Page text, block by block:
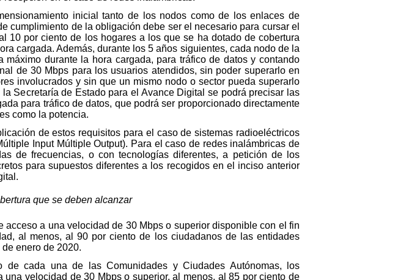
inicial tanto de los nodos como de los enlaces de
cumplimiento de la obligación debe ser el necesario para cursar el
10 por ciento de los hogares a los que se ha dotado de cobertura
cargada. Además, durante los 5 años siguientes, cada nodo de la
durante la hora cargada, para tráfico de datos y contando
de 30 Mbps para los usuarios atendidos, sin poder superarlo en
involucrados y sin que un mismo nodo o sector pueda superarlo
Secretaría de Estado para el Avance Digital se podrá precisar las
para tráfico de datos, que podrá ser proporcionado directamente
como la potencia.
de estos requisitos para el caso de sistemas radioeléctricos
Input Múltiple Output). Para el caso de redes inalámbricas de
de frecuencias, o con tecnologías diferentes, a petición de los
para supuestos diferentes a los recogidos en el inciso anterior
que se deben alcanzar
a una velocidad de 30 Mbps o superior disponible con el fin
al menos, al 90 por ciento de los ciudadanos de las entidades
enero de 2020.
de cada una de las Comunidades y Ciudades Autónomas, los
velocidad de 30 Mbps o superior, al menos, al 85 por ciento de